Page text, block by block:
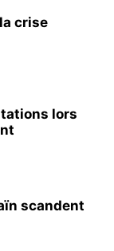
crise
lors
scandent